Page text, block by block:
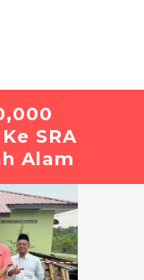
SRA
Alam